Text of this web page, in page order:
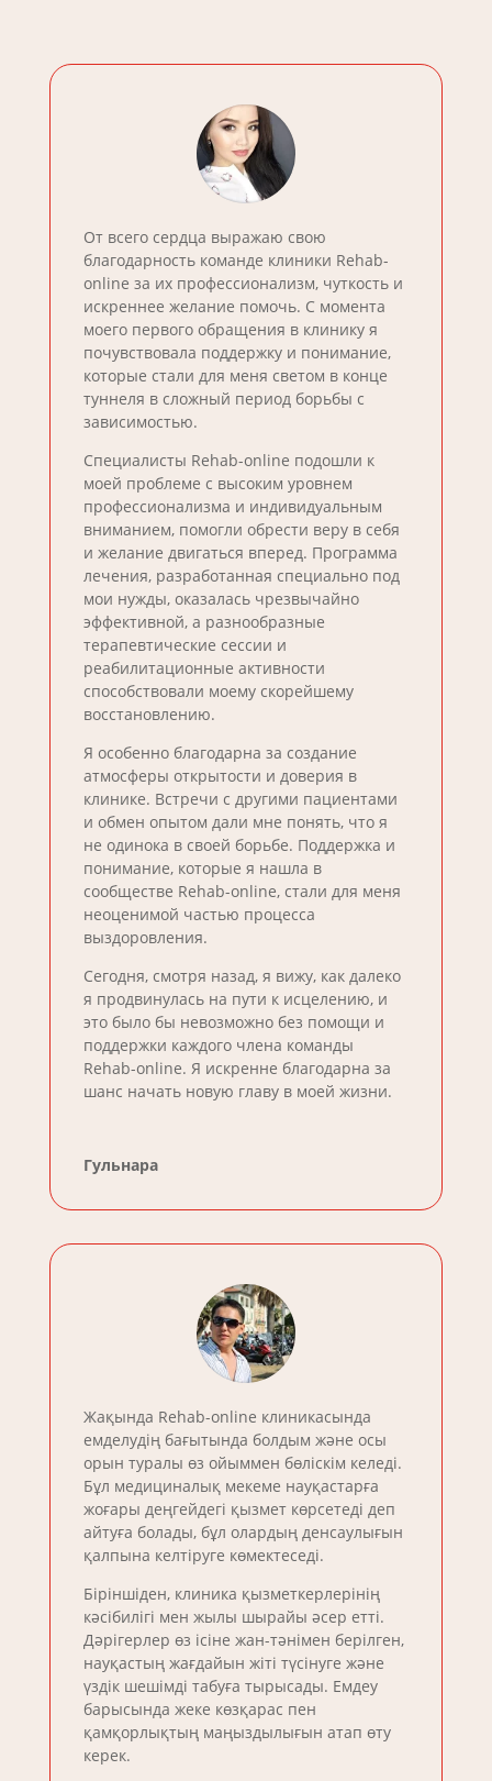
От всего сердца выражаю свою
благодарность команде клиники Rehab-
online за их профессионализм, чуткость и
искреннее желание помочь. С момента
моего первого обращения в клинику я
почувствовала поддержку и понимание,
которые стали для меня светом в конце
туннеля в сложный период борьбы с
зависимостью.
Специалисты Rehab-online подошли к
моей проблеме с высоким уровнем
профессионализма и индивидуальным
вниманием, помогли обрести веру в себя
и желание двигаться вперед. Программа
лечения, разработанная специально под
мои нужды, оказалась чрезвычайно
эффективной, а разнообразные
терапевтические сессии и
реабилитационные активности
способствовали моему скорейшему
восстановлению.
Я особенно благодарна за создание
атмосферы открытости и доверия в
клинике. Встречи с другими пациентами
и обмен опытом дали мне понять, что я
не одинока в своей борьбе. Поддержка и
понимание, которые я нашла в
сообществе Rehab-online, стали для меня
неоценимой частью процесса
выздоровления.
Сегодня, смотря назад, я вижу, как далеко
я продвинулась на пути к исцелению, и
это было бы невозможно без помощи и
поддержки каждого члена команды
Rehab-online. Я искренне благодарна за
шанс начать новую главу в моей жизни.
Гульнара
Жақында Rehab-online клиникасында
емделудің бағытында болдым және осы
орын туралы өз ойыммен бөліскім келеді.
Бұл медициналық мекеме науқастарға
жоғары деңгейдегі қызмет көрсетеді деп
айтуға болады, бұл олардың денсаулығын
қалпына келтіруге көмектеседі.
Біріншіден, клиника қызметкерлерінің
кәсібилігі мен жылы шырайы әсер етті.
Дәрігерлер өз ісіне жан-тәнімен берілген,
науқастың жағдайын жіті түсінуге және
үздік шешімді табуға тырысады. Емдеу
барысында жеке көзқарас пен
қамқорлықтың маңыздылығын атап өту
керек.